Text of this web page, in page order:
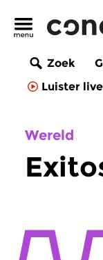
Zoek
Luister live
Wereld